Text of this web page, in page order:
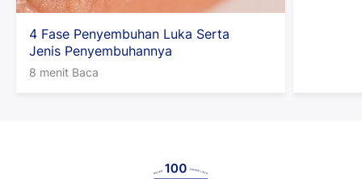
4 Fase Penyembuhan Luka Serta
Jenis Penyembuhannya
8 menit Baca